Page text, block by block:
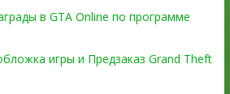
в GTA Online по программе
игры и Предзаказ Grand Theft